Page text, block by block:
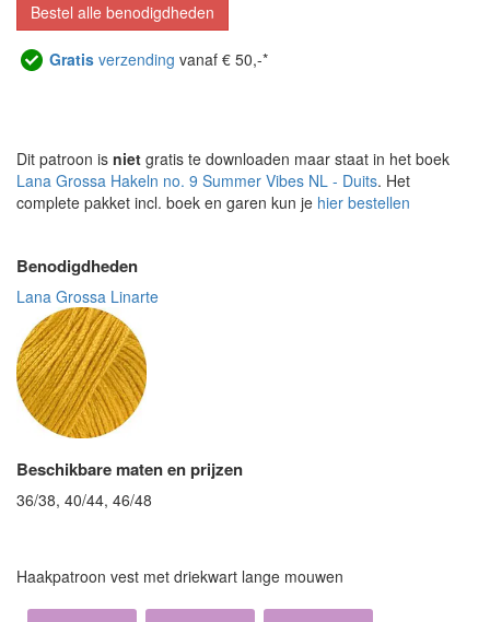
Bestel alle benodigdheden
Gratis verzending vanaf € 50,-*
Dit patroon is niet gratis te downloaden maar staat in het boek
Lana Grossa Hakeln no. 9 Summer Vibes NL - Duits. Het
complete pakket incl. boek en garen kun je hier bestellen
Benodigdheden
Lana Grossa Linarte
Beschikbare maten en prijzen
36/38, 40/44, 46/48
Haakpatroon vest met driekwart lange mouwen